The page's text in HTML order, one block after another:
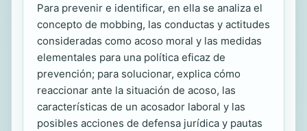
Para prevenir e identificar, en ella se analiza el
concepto de mobbing, las conductas y actitudes
consideradas como acoso moral y las medidas
elementales para una política eficaz de
prevención; para solucionar, explica cómo
reaccionar ante la situación de acoso, las
características de un acosador laboral y las
posibles acciones de defensa jurídica y pautas